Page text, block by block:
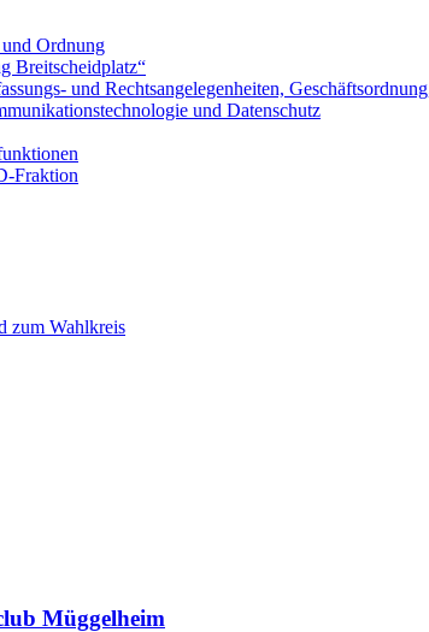
Ordnung
Breitscheidplatz“
und Rechtsangelegenheiten,
und Datenschutz
Fraktion
zum Wahlkreis
Müggelheim